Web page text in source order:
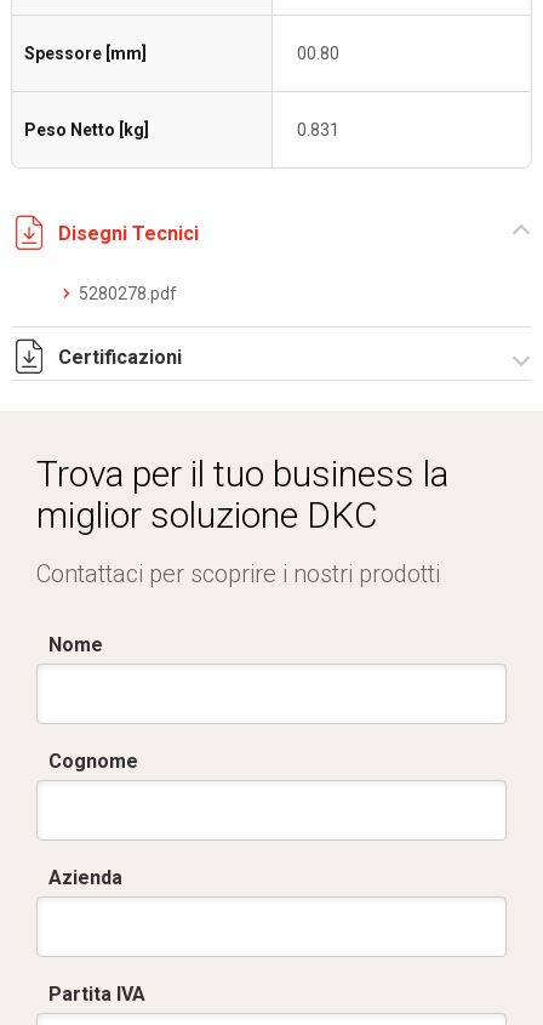
Spessore [mm] 00.80
Peso Netto [kg] 0.831
Disegni Tecnici
5280278.pdf
Certificazioni
Trova per il tuo business la
miglior soluzione DKC
Contattaci per scoprire i nostri prodotti
Nome
Cognome
Azienda
Partita IVA